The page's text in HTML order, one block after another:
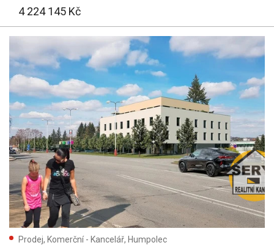
Stáří inzerátu:
Vyhledat(27)
Vymazat vyhledávání
4 224 145 Kč
Prodej, Komerční - Kancelář, Humpolec